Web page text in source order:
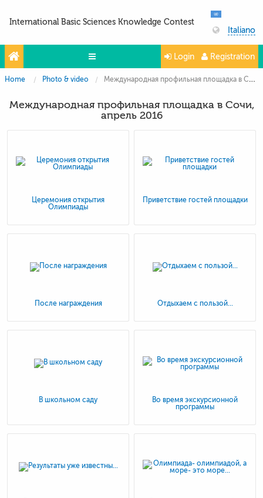
International Basic Sciences Knowledge Contest
Italiano
Olympiads
Projects
Login Registration
Home Photo & video Международная профильная площадка в Сочи, апрель 2016
Международная профильная площадка в Сочи,
апрель 2016
Церемония открытия
Олимпиады
Приветствие гостей площадки
После награждения Отдыхаем с пользой...
В школьном саду
Во время экскурсионной
программы